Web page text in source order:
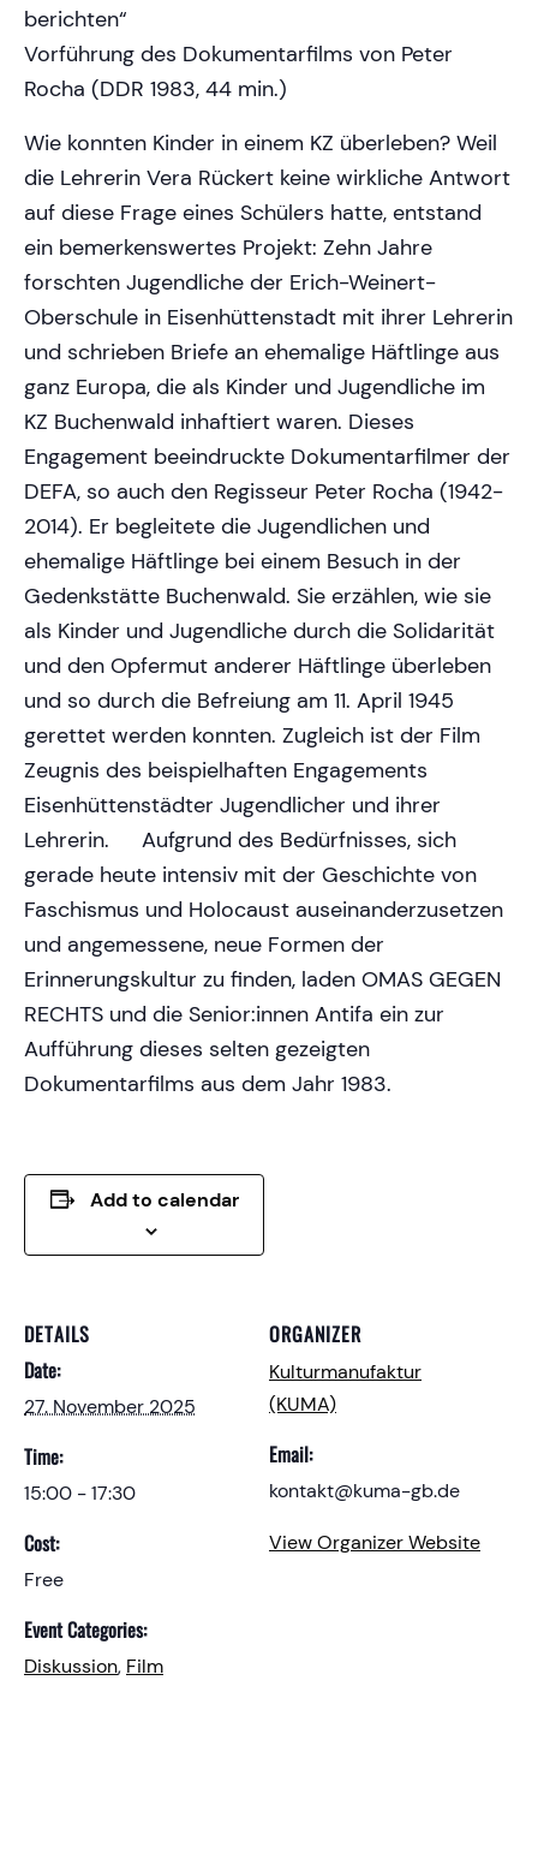
berichten“
Vorführung des Dokumentarfilms von Peter
Rocha (DDR 1983, 44 min.)
Wie konnten Kinder in einem KZ überleben? Weil
die Lehrerin Vera Rückert keine wirkliche Antwort
auf diese Frage eines Schülers hatte, entstand
ein bemerkenswertes Projekt: Zehn Jahre
forschten Jugendliche der Erich-Weinert-
Oberschule in Eisenhüttenstadt mit ihrer Lehrerin
und schrieben Briefe an ehemalige Häftlinge aus
ganz Europa, die als Kinder und Jugendliche im
KZ Buchenwald inhaftiert waren. Dieses
Engagement beeindruckte Dokumentarfilmer der
DEFA, so auch den Regisseur Peter Rocha (1942-
2014). Er begleitete die Jugendlichen und
ehemalige Häftlinge bei einem Besuch in der
Gedenkstätte Buchenwald. Sie erzählen, wie sie
als Kinder und Jugendliche durch die Solidarität
und den Opfermut anderer Häftlinge überleben
und so durch die Befreiung am 11. April 1945
gerettet werden konnten. Zugleich ist der Film
Zeugnis des beispielhaften Engagements
Eisenhüttenstädter Jugendlicher und ihrer
Lehrerin. Aufgrund des Bedürfnisses, sich
gerade heute intensiv mit der Geschichte von
Faschismus und Holocaust auseinanderzusetzen
und angemessene, neue Formen der
Erinnerungskultur zu finden, laden OMAS GEGEN
RECHTS und die Senior:innen Antifa ein zur
Aufführung dieses selten gezeigten
Dokumentarfilms aus dem Jahr 1983.
Add to calendar
DETAILS
Date:
27. November 2025
Time:
15:00 - 17:30
Cost:
Free
Event Categories:
Diskussion, Film
ORGANIZER
Kulturmanufaktur
(KUMA)
Email:
kontakt@kuma-gb.de
View Organizer Website